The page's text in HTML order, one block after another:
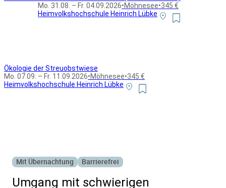
Mo. 31.08. – Fr. 04.09.2026•Möhnesee•345 €
Heimvolkshochschule Heinrich Lübke
Ökologie der Streuobstwiese
Mo. 07.09. – Fr. 11.09.2026•Möhnesee•345 €
Heimvolkshochschule Heinrich Lübke
Mit Übernachtung Barrierefrei
Umgang mit schwierigen